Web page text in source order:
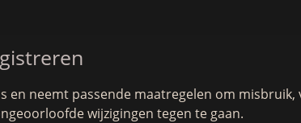
en neemt passende maatregelen om misbruik,
wijzigingen tegen te gaan.